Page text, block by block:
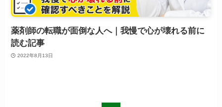
薬剤師の転職が面倒な人へ｜我慢で心が壊れる前に
読む記事
2022年8月13日